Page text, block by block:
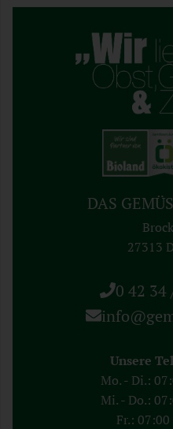
DAS
27313
0 42 34
Unsere
Mo. - Di.:
Mi. - Do.:
Fr.: